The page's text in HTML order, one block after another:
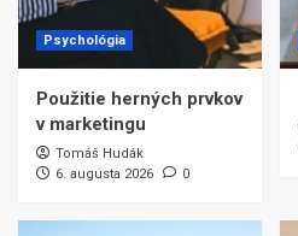
Psychológia
Použitie herných prvkov
v marketingu
Tomáš Hudák
6. augusta 2026
0